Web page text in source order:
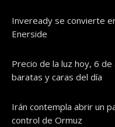
Inveready se convierte
Enerside
Precio de la luz hoy, 6
baratas y caras del día
Irán contempla abrir un
control de Ormuz